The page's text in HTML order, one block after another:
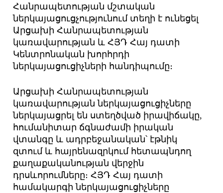
Հանրապետության մշտական
ներկայացուցչությունում տեղի է ունեցել
Արցախի Հանրապետության
կառավարության և ՀՅԴ Հայ դատի
Կենտրոնական խորհրդի
ներկայացուցիչների հանդիպումը։
Արցախի Հանրապետության
կառավարության ներկայացուցիչները
ներկայացրել են ստեղծված իրավիճակը,
հումանիտար ճգնաժամի իրական
վտանգը և ադրբեջանական՝ էթնիկ
զտում և հայրենազրկում հետապնդող
քաղաքականության վերջին
դրսևորումները։ ՀՅԴ Հայ դատի
համակարգի ներկայացուցիչները